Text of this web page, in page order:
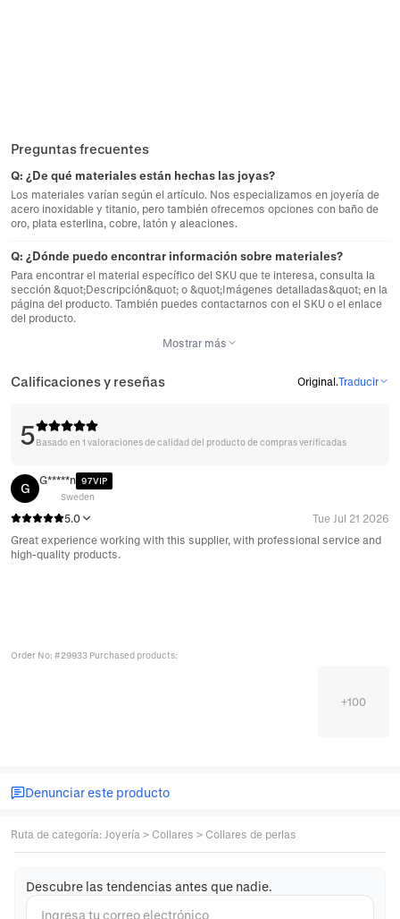
Preguntas frecuentes
Q: ¿De qué materiales están hechas las joyas?
Los materiales varían según el artículo. Nos especializamos en joyería de
acero inoxidable y titanio, pero también ofrecemos opciones con baño de
oro, plata esterlina, cobre, latón y aleaciones.
Q: ¿Dónde puedo encontrar información sobre materiales?
Para encontrar el material específico del SKU que te interesa, consulta la
sección &quot;Descripción&quot; o &quot;Imágenes detalladas&quot; en la
página del producto. También puedes contactarnos con el SKU o el enlace
del producto.
Mostrar más
Calificaciones y reseñas Original.Traducir
5Basado en 1 valoraciones de calidad del producto de compras verificadas
G
G*****n 97VIP
Sweden
5.0
Tue Jul 21 2026
Great experience working with this supplier, with professional service and
high-quality products.
Order No: #29933 Purchased products:
+100
Denunciar este producto
Ruta de categoría: Joyería > Collares > Collares de perlas
Descubre las tendencias antes que nadie.